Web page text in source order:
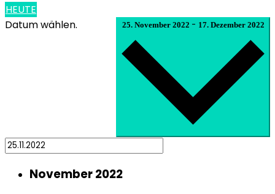
HEUTE
25. November 2022 - 17. Dezember 2022
Datum wählen.
November 2022